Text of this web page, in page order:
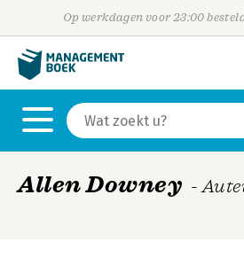
Op werkdagen voor 23:00
Allen Downey -